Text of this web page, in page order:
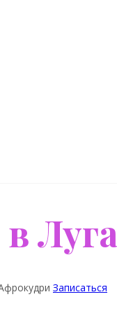
Записаться